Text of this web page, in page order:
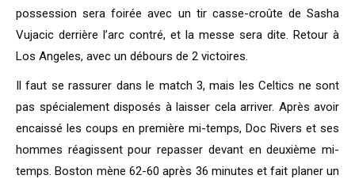
possession sera foirée avec un tir casse-croûte de Sasha
Vujacic derrière l’arc contré, et la messe sera dite. Retour à
Los Angeles, avec un débours de 2 victoires.
Il faut se rassurer dans le match 3, mais les Celtics ne sont
pas spécialement disposés à laisser cela arriver. Après avoir
encaissé les coups en première mi-temps, Doc Rivers et ses
hommes réagissent pour repasser devant en deuxième mi-
temps. Boston mène 62-60 après 36 minutes et fait planer un